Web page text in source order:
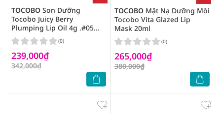
TOCOBO Son Dưỡng
Tocobo Juicy Berry
Plumping Lip Oil 4g .#05
Rosy Girl
239,000₫
342,000₫
(0)
TOCOBO Mặt Nạ Dưỡng Môi
Tocobo Vita Glazed Lip
Mask 20ml
265,000₫
380,000₫
(0)